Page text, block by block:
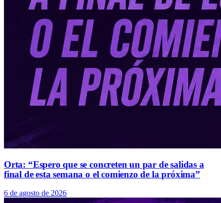
Orta: “Espero que se concreten un par de salidas a
final de esta semana o el comienzo de la próxima”
6 de agosto de 2026